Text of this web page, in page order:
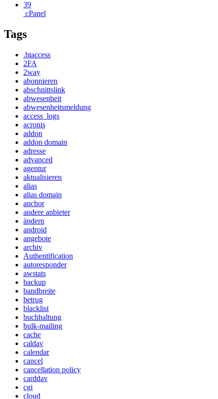
39
cPanel
Tags
.htaccess
2FA
2way
abonnieren
abschnittslink
abwesenheit
abwesenheitsmeldung
access_logs
acronis
addon
addon domain
adresse
advanced
agentur
aktualisieren
alias
alias domain
anchor
andere anbieter
ändern
android
angebote
archiv
Authentification
autoresponder
awstats
backup
bandbreite
betrug
blacklist
buchhaltung
bulk-mailing
cache
caldav
calendar
cancel
cancellation policy
carddav
cgi
cloud